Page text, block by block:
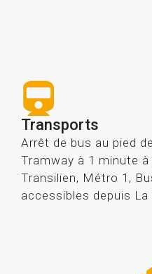
Transports
Arrêt de bus au pied
Tramway à 1 minute à
Transilien, Métro 1,
accessibles depuis La